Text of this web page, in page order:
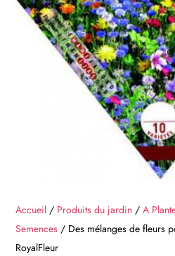
Accueil / Produits du jardin /A
Semences / Des mélanges de fleurs
RoyalFleur